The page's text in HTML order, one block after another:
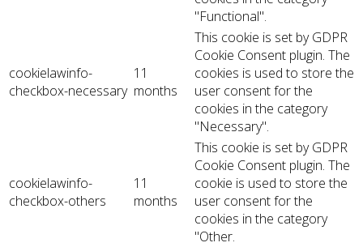
"Functional".
cookielawinfo-
checkbox-necessary
11
months
This cookie is set by GDPR
Cookie Consent plugin. The
cookies is used to store the
user consent for the
cookies in the category
"Necessary".
cookielawinfo-
checkbox-others
11
months
This cookie is set by GDPR
Cookie Consent plugin. The
cookie is used to store the
user consent for the
cookies in the category
"Other.